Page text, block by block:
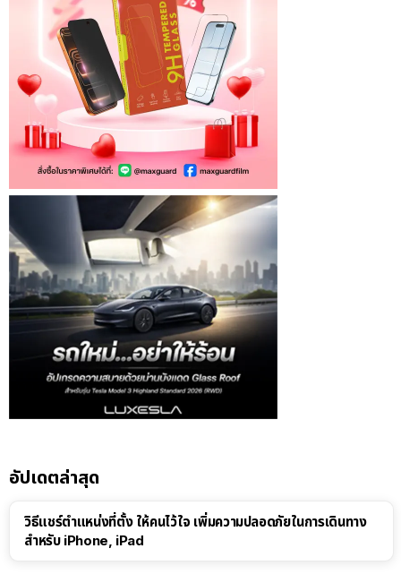
อัปเดตล่าสุด
วิธีแชร์ตำแหน่งที่ตั้ง ให้คนไว้ใจ เพิ่มความปลอดภัยในการเดินทาง
สำหรับ iPhone, iPad